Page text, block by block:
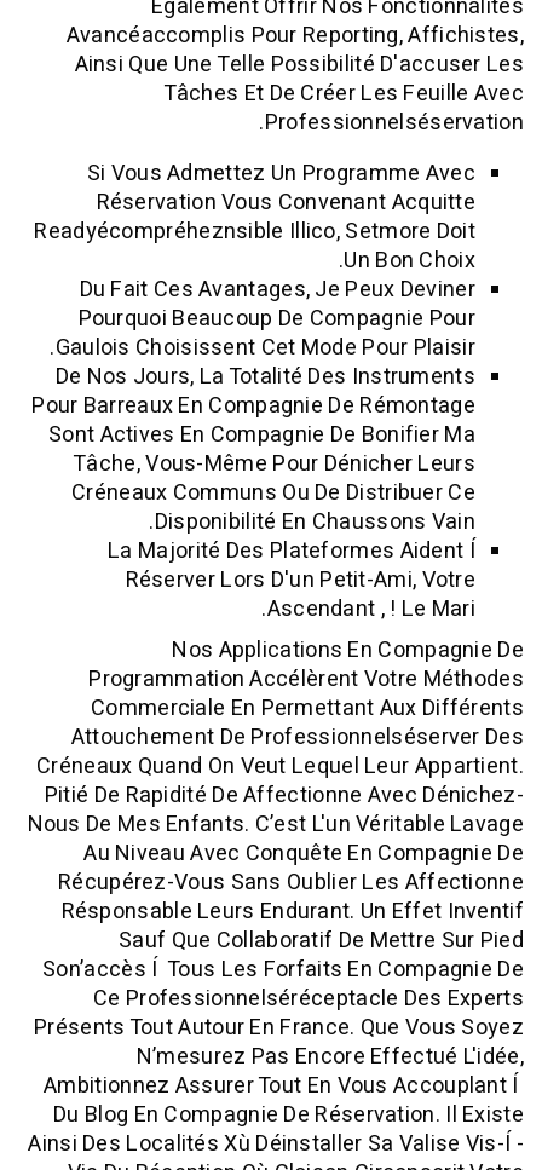
Également Offrir Nos
Avancéaccomplis Pour Reporting,
Ainsi Que Une Telle Possibilité
Tâches Et De Créer Les
Si Vous Admettez Un Programme
Réservation Vous Convenant
Readyécompréheznsible Illico,
Un Bon
Du Fait Ces Avantages, Je Peux
Pourquoi Beaucoup De
Gaulois Choisissent Cet Mode Pour
De Nos Jours, La Totalité Des
Pour Barreaux En Compagnie De
Sont Actives En Compagnie De
Tâche, Vous-Même Pour Dénicher
Créneaux Communs Ou De
Disponibilité En Chaussons
La Majorité Des Plateformes
Réserver Lors D'un Petit-Ami,
Ascendant , !
Nos Applications En
Programmation Accélèrent Votre
Commerciale En Permettant
Attouchement De
Créneaux Quand On Veut Lequel Leur
Pitié De Rapidité De Affectionne Avec
Nous De Mes Enfants. C’est L'un
Au Niveau Avec Conquête En
Récupérez-Vous Sans Oublier Les
Résponsable Leurs Endurant. Un
Sauf Que Collaboratif De
Son’accès Í Tous Les Forfaits En
Ce Professionnelséréceptacle
Présents Tout Autour En France. Que
N’mesurez Pas Encore
Ambitionnez Assurer Tout En Vous
Du Blog En Compagnie De
Ainsi Des Localités Xù Déinstaller Sa